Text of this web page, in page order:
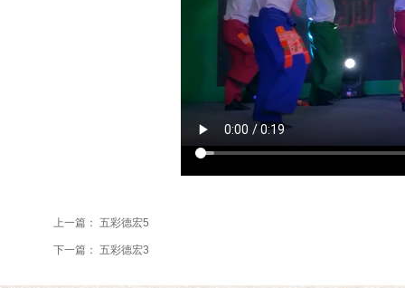
上一篇： 五彩德宏5
下一篇： 五彩德宏3